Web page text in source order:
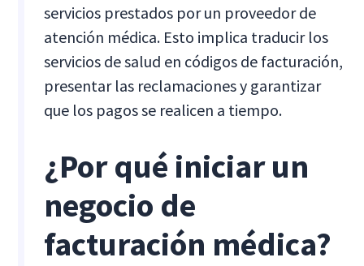
servicios prestados por un proveedor de
atención médica. Esto implica traducir los
servicios de salud en códigos de facturación,
presentar las reclamaciones y garantizar
que los pagos se realicen a tiempo.
¿Por qué iniciar un
negocio de
facturación médica?